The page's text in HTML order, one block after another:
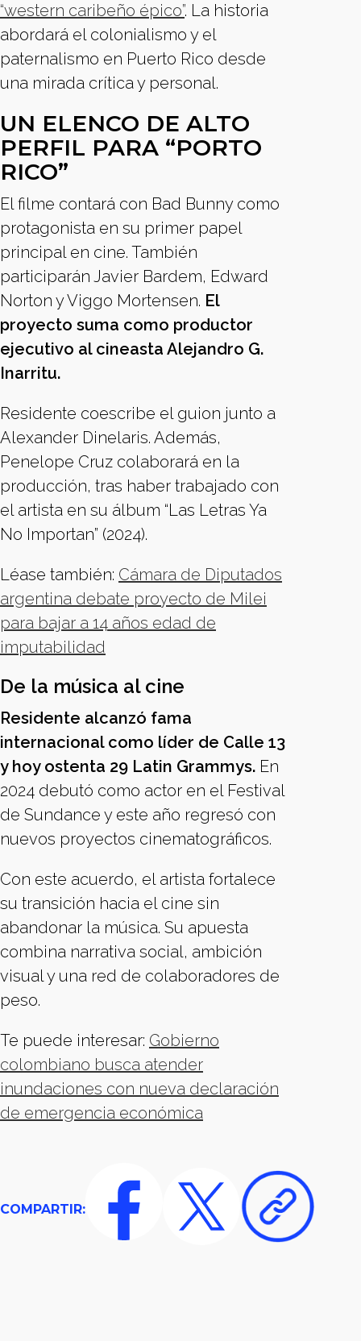
“western caribeño épico”. La historia
abordará el colonialismo y el
paternalismo en Puerto Rico desde
una mirada crítica y personal.
UN ELENCO DE ALTO
PERFIL PARA “PORTO
RICO”
El filme contará con Bad Bunny como
protagonista en su primer papel
principal en cine. También
participarán Javier Bardem, Edward
Norton y Viggo Mortensen. El
proyecto suma como productor
ejecutivo al cineasta Alejandro G.
Inarritu.
Residente coescribe el guion junto a
Alexander Dinelaris. Además,
Penelope Cruz colaborará en la
producción, tras haber trabajado con
el artista en su álbum “Las Letras Ya
No Importan” (2024).
Léase también: Cámara de Diputados
argentina debate proyecto de Milei
para bajar a 14 años edad de
imputabilidad
De la música al cine
Residente alcanzó fama
internacional como líder de Calle 13
y hoy ostenta 29 Latin Grammys. En
2024 debutó como actor en el Festival
de Sundance y este año regresó con
nuevos proyectos cinematográficos.
Con este acuerdo, el artista fortalece
su transición hacia el cine sin
abandonar la música. Su apuesta
combina narrativa social, ambición
visual y una red de colaboradores de
peso.
Te puede interesar: Gobierno
colombiano busca atender
inundaciones con nueva declaración
de emergencia económica
COMPARTIR: